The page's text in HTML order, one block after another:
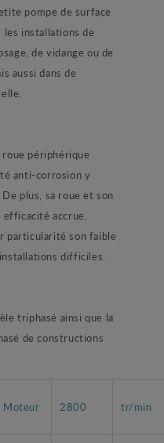
pompe de surface
installations de
de vidange ou de
aussi dans de
périphérique
anti-corrosion y
plus, sa roue et son
accrue.
particularité son faible
difficiles.
triphasé ainsi que la
de constructions
Moteur 2800 tr/min